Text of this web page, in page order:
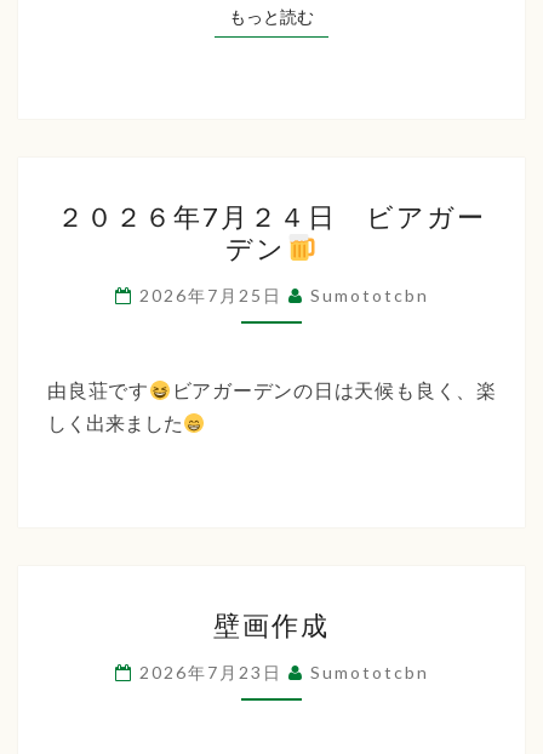
物』
もっと読むもっと読む
０
２
６
年
月
ー
ン
２０２６年7月２４日 ビアガー
デン
2026年7月25日 Sumototcbn
由良荘です
ビアガーデンの日は天候も良く、楽
しく出来ました
画
作
成
壁画作成
2026年7月23日 Sumototcbn